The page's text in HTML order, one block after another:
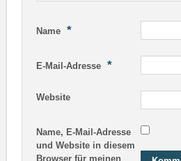
Name *
E-Mail-Adresse *
Website
Name, E-Mail-Adresse
und Website in diesem
Browser für meinen